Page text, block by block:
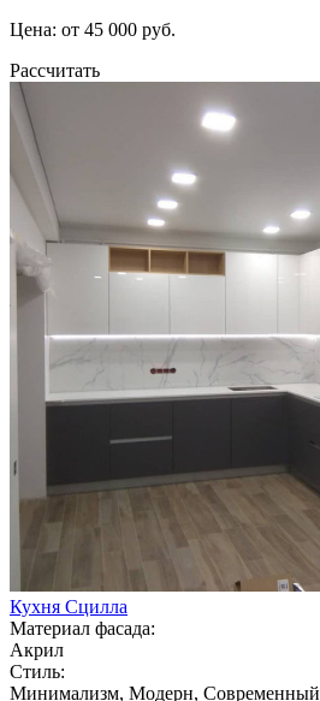
Цена: от 45 000 руб.
Рассчитать
Кухня Сцилла
Материал фасада:
Акрил
Стиль:
Минимализм, Модерн, Современный